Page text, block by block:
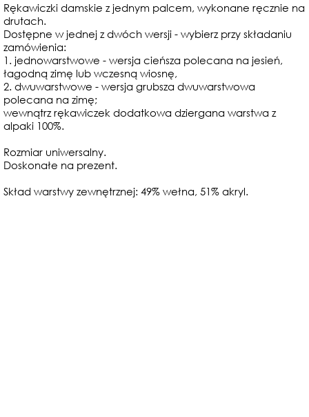
Rękawiczki damskie z jednym palcem, wykonane ręcznie na
drutach.
Dostępne w jednej z dwóch wersji - wybierz przy składaniu
zamówienia:
1. jednowarstwowe - wersja cieńsza polecana na jesień,
łagodną zimę lub wczesną wiosnę,
2. dwuwarstwowe - wersja grubsza dwuwarstwowa
polecana na zimę;
wewnątrz rękawiczek dodatkowa dziergana warstwa z
alpaki 100%.
Rozmiar uniwersalny.
Doskonałe na prezent.
Skład warstwy zewnętrznej: 49% wełna, 51% akryl.